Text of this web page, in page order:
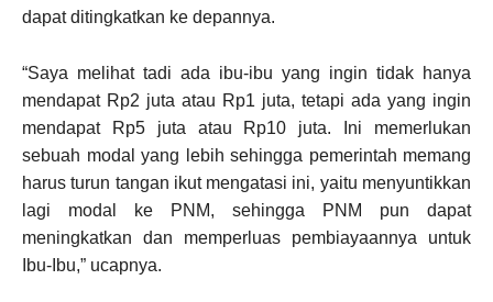
dapat ditingkatkan ke depannya.
“Saya melihat tadi ada ibu-ibu yang ingin tidak hanya
mendapat Rp2 juta atau Rp1 juta, tetapi ada yang ingin
mendapat Rp5 juta atau Rp10 juta. Ini memerlukan
sebuah modal yang lebih sehingga pemerintah memang
harus turun tangan ikut mengatasi ini, yaitu menyuntikkan
lagi modal ke PNM, sehingga PNM pun dapat
meningkatkan dan memperluas pembiayaannya untuk
Ibu-Ibu,” ucapnya.